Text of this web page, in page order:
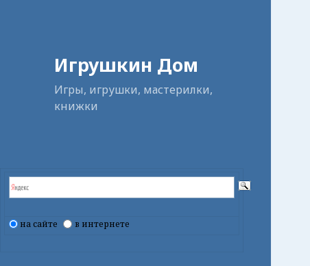
Игрушкин Дом
Игры, игрушки, мастерилки,
книжки
на сайте в интернете